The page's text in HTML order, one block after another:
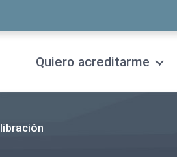
Quiero acreditarme